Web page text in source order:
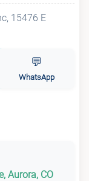
💬
WhatsApp
Aurora, CO